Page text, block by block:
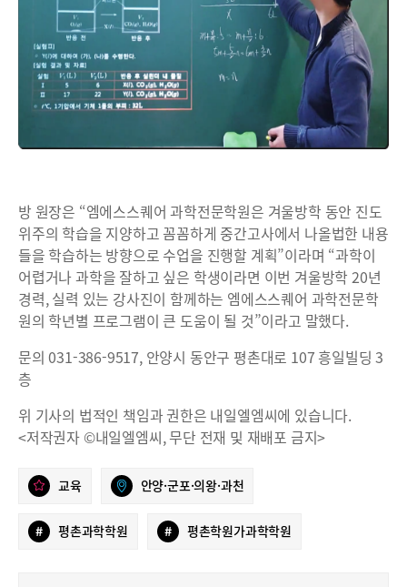
방 원장은 “엠에스스퀘어 과학전문학원은 겨울방학 동안 진도
위주의 학습을 지양하고 꼼꼼하게 중간고사에서 나올법한 내용
들을 학습하는 방향으로 수업을 진행할 계획”이라며 “과학이
어렵거나 과학을 잘하고 싶은 학생이라면 이번 겨울방학 20년
경력, 실력 있는 강사진이 함께하는 엠에스스퀘어 과학전문학
원의 학년별 프로그램이 큰 도움이 될 것”이라고 말했다.
문의 031-386-9517, 안양시 동안구 평촌대로 107 흥일빌딩 3
층
위 기사의 법적인 책임과 권한은 내일엘엠씨에 있습니다.
<저작권자 ©내일엘엠씨, 무단 전재 및 재배포 금지>
교육 안양·군포·의왕·과천
# 평촌과학학원 # 평촌학원가과학학원